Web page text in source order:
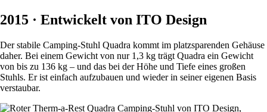
2015 · Entwickelt von ITO Design
Der stabile Camping-Stuhl Quadra kommt im platzsparenden Gehäuse
daher. Bei einem Gewicht von nur 1,3 kg trägt Quadra ein Gewicht
von bis zu 136 kg – und das bei der Höhe und Tiefe eines großen
Stuhls. Er ist einfach aufzubauen und wieder in seiner eigenen Basis
verstaubar.